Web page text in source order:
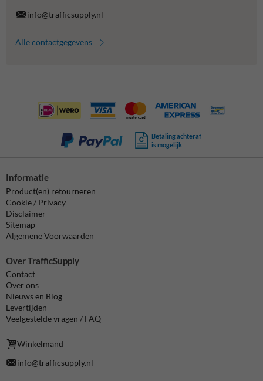
info@trafficsupply.nl
Alle contactgegevens
Betaling achteraf
is mogelijk
Informatie
Product(en) retourneren
Cookie / Privacy
Disclaimer
Sitemap
Algemene Voorwaarden
Over TrafficSupply
Contact
Over ons
Nieuws en Blog
Levertijden
Veelgestelde vragen / FAQ
Winkelmand
info@trafficsupply.nl